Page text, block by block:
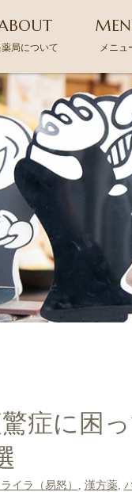
薬局について メニュ
症に困
イラ（易怒） , 漢方薬,